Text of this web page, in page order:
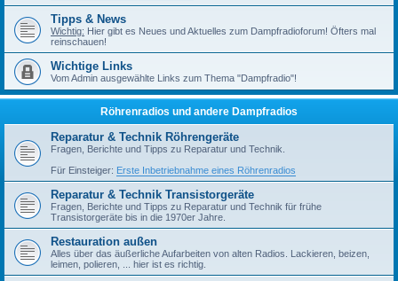
Tipps & News
Wichtig: Hier gibt es Neues und Aktuelles zum Dampfradioforum! Öfters mal
reinschauen!
Wichtige Links
Vom Admin ausgewählte Links zum Thema "Dampfradio"!
Röhrenradios und andere Dampfradios
Reparatur & Technik Röhrengeräte
Fragen, Berichte und Tipps zu Reparatur und Technik.
Für Einsteiger: Erste Inbetriebnahme eines Röhrenradios
Reparatur & Technik Transistorgeräte
Fragen, Berichte und Tipps zu Reparatur und Technik für frühe
Transistorgeräte bis in die 1970er Jahre.
Restauration außen
Alles über das äußerliche Aufarbeiten von alten Radios. Lackieren, beizen,
leimen, polieren, ... hier ist es richtig.